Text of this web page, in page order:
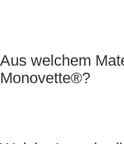
Aus welchem
Monovette®?